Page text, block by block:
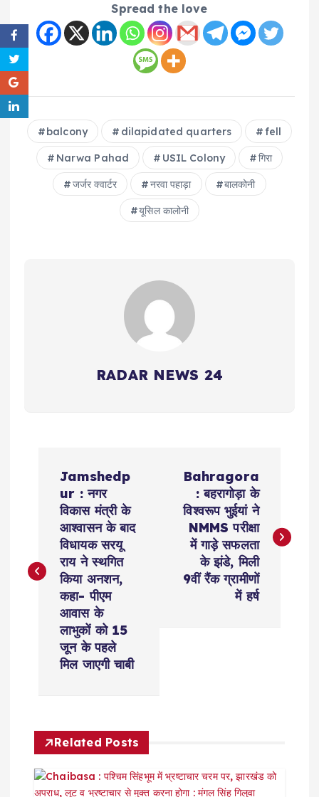
Spread the love
balcony dilapidated quarters fell
Narwa Pahad USIL Colony गिरा
जर्जर क्वार्टर नरवा पहाड़ा बालकोनी
यूसिल कालोनी
RADAR NEWS 24
t
g
a
Jamshedp
ur : नगर
विकास मंत्री के
आश्वासन के बाद
विधायक सरयू
राय ने स्थगित
किया अनशन,
कहा- पीएम
आवास के
लाभुकों को 15
जून के पहले
मिल जाएगी चाबी
Bahragora
: बहरागोड़ा के
विश्वरूप भुईयां ने
NMMS परीक्षा
में गाड़े सफलता
के झंडे, मिली
9वीं रैंक ग्रामीणों
में हर्ष
Related Posts